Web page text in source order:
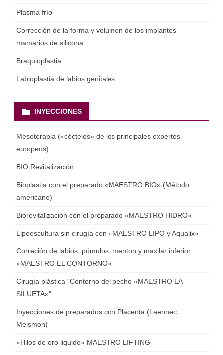
Plasma frío
Corrección de la forma y volumen de los implantes
mamarios de silicona
Braquioplastia
Labioplastia de labios genitales
INYECCIONES
Mesoterapia («cócteles» de los principales expertos
europeos)
BIO Revitalización
Bioplastia con el preparado «MAESTRO BIO» (Método
americano)
Biorevitalización con el preparado «MAESTRO HIDRO»
Lipoescultura sin cirugía con «MAESTRO LIPO y Aqualix»
Correción de labios, pómulos, menton y maxilar inferior
«MAESTRO EL CONTORNO»
Cirugía plástica "Contorno del pecho «MAESTRO LA
SILUETA»"
Inyecciones de preparados con Placenta (Laennec,
Мelsmon)
«Hilos de oro liquido» MAESTRO LIFTING